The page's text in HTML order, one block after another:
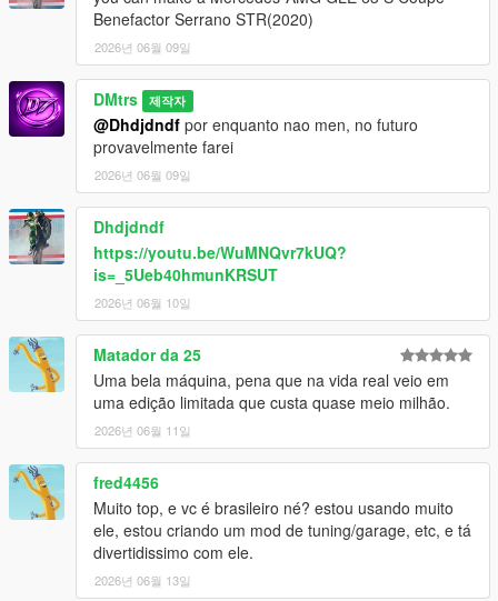
Benefactor Serrano STR(2020)
2026년 06월 09일
DMtrs 제작자
@Dhdjdndf por enquanto nao men, no futuro
provavelmente farei
2026년 06월 09일
Dhdjdndf
https://youtu.be/WuMNQvr7kUQ?
is=_5Ueb40hmunKRSUT
2026년 06월 10일
Matador da 25
Uma bela máquina, pena que na vida real veio em
uma edição limitada que custa quase meio milhão.
2026년 06월 11일
fred4456
Muito top, e vc é brasileiro né? estou usando muito
ele, estou criando um mod de tuning/garage, etc, e tá
divertidissimo com ele.
2026년 06월 13일